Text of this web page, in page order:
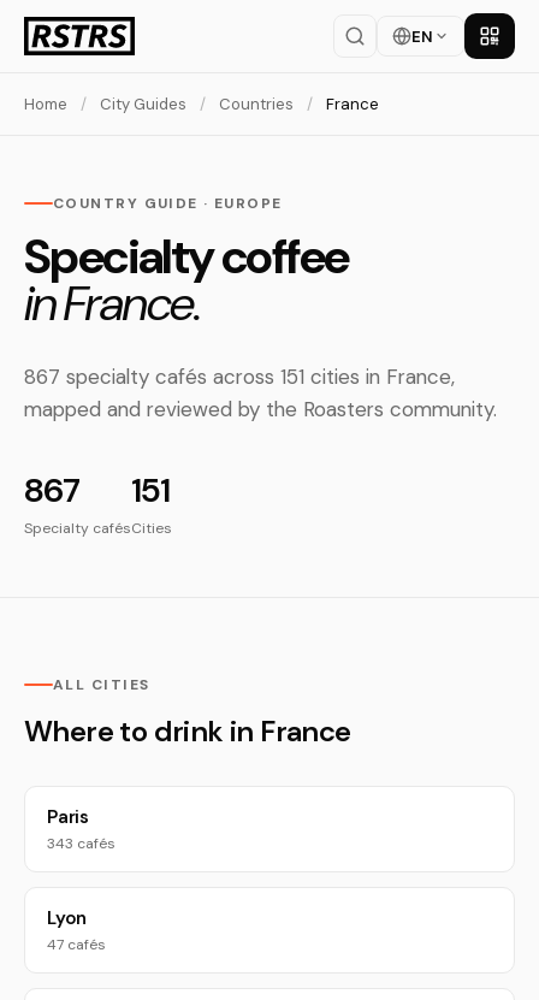
EN Get
Home / City Guides / Countries / France
COUNTRY GUIDE · EUROPE
Specialty coffee
in France.
867 specialty cafés across 151 cities in France,
mapped and reviewed by the Roasters community.
867
Specialty cafés
151
Cities
ALL CITIES
Where to drink in France
Paris
343 cafés
Lyon
47 cafés